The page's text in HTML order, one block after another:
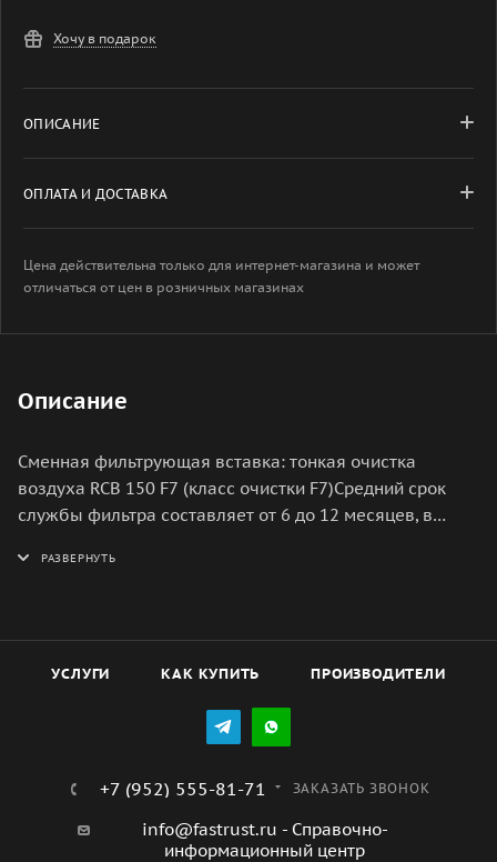
Хочу в подарок
ОПИСАНИЕ
ОПЛАТА И ДОСТАВКА
Цена действительна только для интернет-магазина и может
отличаться от цен в розничных магазинах
Описание
Сменная фильтрующая вставка: тонкая очистка
воздуха RCB 150 F7 (класс очистки F7)Средний срок
службы фильтра составляет от 6 до 12 месяцев, в
УСЛУГИ КАК КУПИТЬ ПРОИЗВОДИТЕЛИ
+7 (952) 555-81-71 ЗАКАЗАТЬ ЗВОНОК
info@fastrust.ru - Справочно-
информационный центр